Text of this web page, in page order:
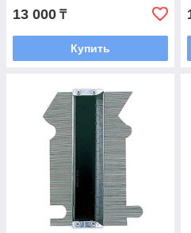
13 000 ₸
Купить